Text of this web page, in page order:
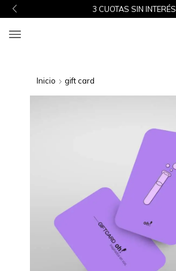
3 CUOTAS SIN INTERÉS
Inicio gift card